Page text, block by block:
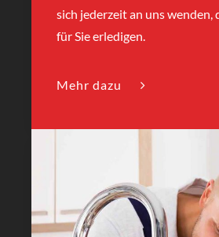
sich jederzeit an uns wenden,
für Sie erledigen.
Mehr dazu